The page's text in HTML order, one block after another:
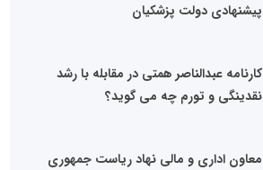
پیشنهادی دولت پزشکیان
کارنامه عبدالناصر همتی در مقابله با رشد
نقدینگی و تورم چه می گوید؟
معاون اداری و مالی نهاد ریاست جمهوری